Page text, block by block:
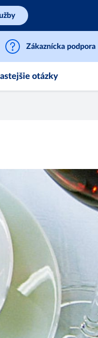
Zákaznícka podpora
otázky